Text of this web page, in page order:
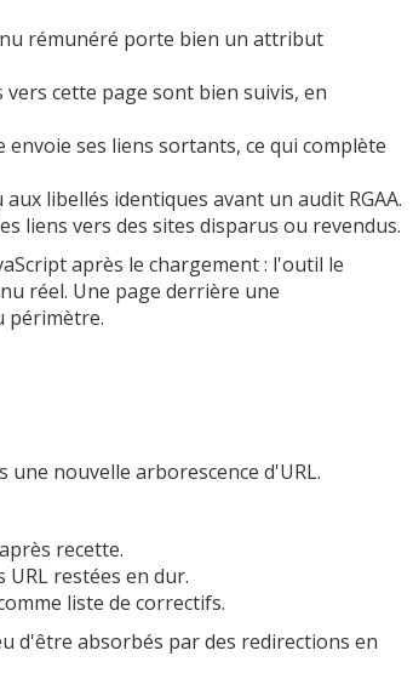
rémunéré porte bien un attribut
cette page sont bien suivis, en
ses liens sortants, ce qui complète
libellés identiques avant un audit RGAA.
liens vers des sites disparus ou revendus.
après le chargement : l'outil le
réel. Une page derrière une
périmètre.
nouvelle arborescence d'URL.
recette.
restées en dur.
liste de correctifs.
d'être absorbés par des redirections en